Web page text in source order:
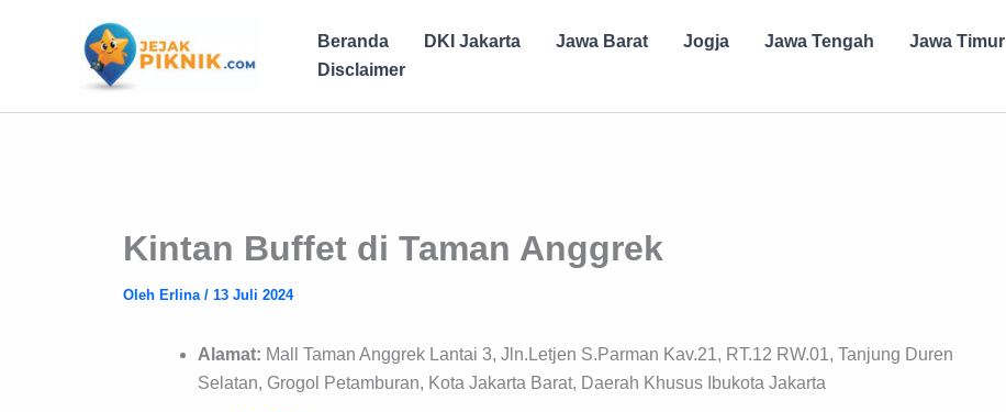
Beranda DKI Jakarta Jawa Barat Jogja Jawa Tengah Jawa Timur
Disclaimer
Kintan Buffet di Taman Anggrek
Oleh Erlina / 13 Juli 2024
Alamat: Mall Taman Anggrek Lantai 3, Jln.Letjen S.Parman Kav.21, RT.12 RW.01, Tanjung Duren
Selatan, Grogol Petamburan, Kota Jakarta Barat, Daerah Khusus Ibukota Jakarta